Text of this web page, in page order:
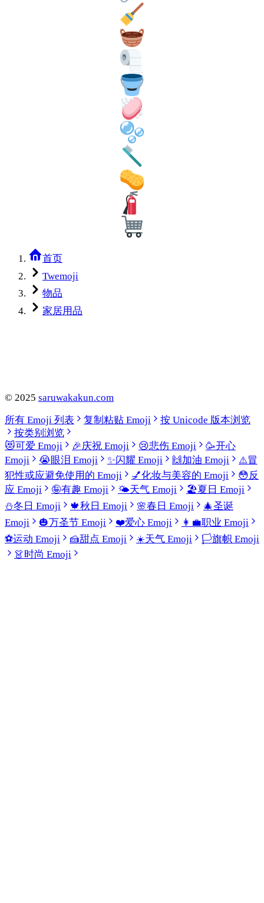
首页
Twemoji
物品
家居用品
© 2025 saruwakakun.com
所有 Emoji 列表
复制粘贴 Emoji
按 Unicode 版本浏览
按类别浏览
😻可爱 Emoji 🎉庆祝 Emoji 😢悲伤 Emoji 🥳开心
Emoji
😭眼泪 Emoji ✨闪耀 Emoji 🙌加油 Emoji ⚠️冒
犯性或应避免使用的 Emoji
💅化妆与美容的 Emoji 😳反
应 Emoji
🤪有趣 Emoji 🌤️天气 Emoji 🏖️夏日 Emoji
⛄冬日 Emoji 🍁秋日 Emoji 🌸春日 Emoji 🎄圣诞
Emoji
🎃万圣节 Emoji ❤️爱心 Emoji 👩‍💼职业 Emoji
⚽运动 Emoji 🍰甜点 Emoji ☀️天气 Emoji 🏳️旗帜 Emoji
👗时尚 Emoji